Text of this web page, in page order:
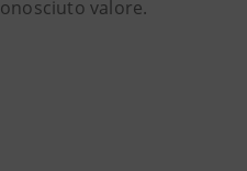
valore.